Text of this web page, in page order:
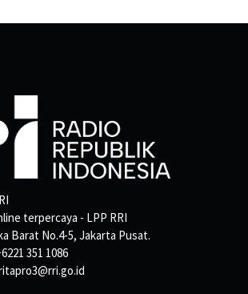
terpercaya - LPP RRI
Barat No.4-5, Jakarta Pusat.
351 1086